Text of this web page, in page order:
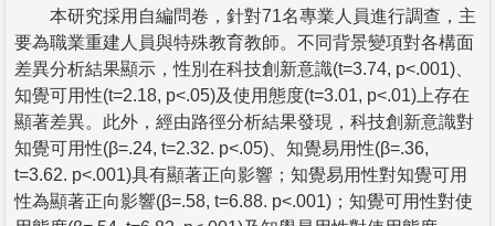
本研究採用自編問卷，針對71名專業人員進行調查，主
要為職業重建人員與特殊教育教師。不同背景變項對各構面
差異分析結果顯示，性別在科技創新意識(t=3.74, p<.001)、
知覺可用性(t=2.18, p<.05)及使用態度(t=3.01, p<.01)上存在
顯著差異。此外，經由路徑分析結果發現，科技創新意識對
知覺可用性(β=.24, t=2.32. p<.05)、知覺易用性(β=.36,
t=3.62. p<.001)具有顯著正向影響；知覺易用性對知覺可用
性為顯著正向影響(β=.58, t=6.88. p<.001)；知覺可用性對使